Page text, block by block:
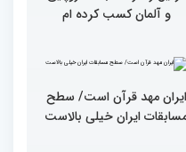
ترتیل را در مسابقات اروپایی